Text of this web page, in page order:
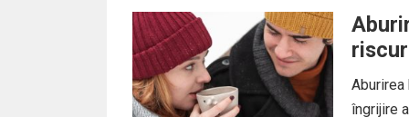
îngrijire